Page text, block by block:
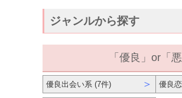
ジャンルから探す
「優良」or「悪
優良出会い系 (7件) ＞ 優良